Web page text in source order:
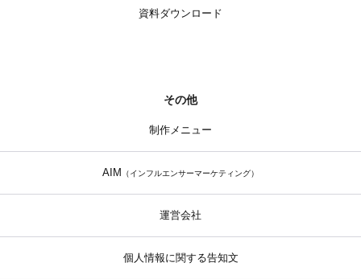
資料ダウンロード
その他
制作メニュー
AIM （インフルエンサーマーケティング）
運営会社
個人情報に関する告知文